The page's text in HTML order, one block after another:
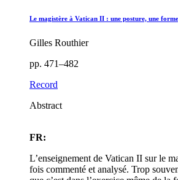
Le magistère à Vatican II : une posture, une
Gilles Routhier
pp. 471–482
Record
Abstract
FR:
L’enseignement de Vatican II sur le
fois commenté et analysé. Trop